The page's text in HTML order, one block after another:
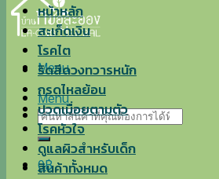
Menu
Menu
ค้นหา:
0฿
หน้าหลัก
สะเก็ดเงิน
โรคไต
ริดสีดวงทวารหนัก
กรดไหลย้อน
ปวดเมื่อยตามตัว
โรคหัวใจ
ดูแลผิวสำหรับเด็ก
สินค้าทั้งหมด